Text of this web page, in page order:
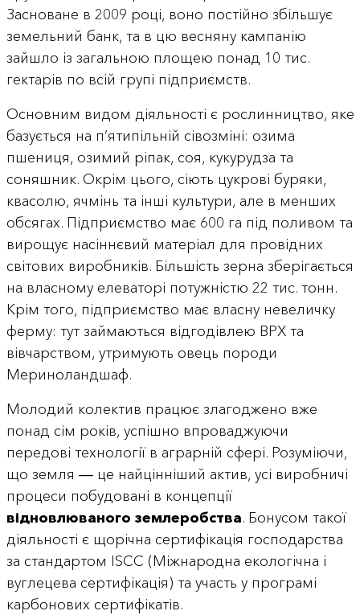
Засноване в 2009 році, воно постійно збільшує
земельний банк, та в цю весняну кампанію
зайшло із загальною площею понад 10 тис.
гектарів по всій групі підприємств.
Основним видом діяльності є рослинництво, яке
базується на п’ятипільній сівозміні: озима
пшениця, озимий ріпак, соя, кукурудза та
соняшник. Окрім цього, сіють цукрові буряки,
квасолю, ячмінь та інші культури, але в менших
обсягах. Підприємство має 600 га під поливом та
вирощує насіннєвий матеріал для провідних
світових виробників. Більшість зерна зберігається
на власному елеваторі потужністю 22 тис. тонн.
Крім того, підприємство має власну невеличку
ферму: тут займаються відгодівлею ВРХ та
вівчарством, утримують овець породи
Мериноландшаф.
Молодий колектив працює злагоджено вже
понад сім років, успішно впроваджуючи
передові технології в аграрній сфері. Розуміючи,
що земля ― це найцінніший актив, усі виробничі
процеси побудовані в концепції
відновлюваного землеробства. Бонусом такої
діяльності є щорічна сертифікація господарства
за стандартом ISCC (Міжнародна екологічна і
вуглецева сертифікація) та участь у програмі
карбонових сертифікатів.